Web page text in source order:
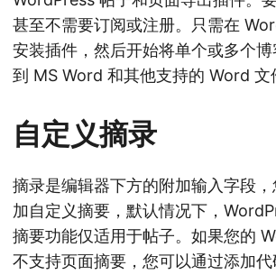
甚至不需要订阅或注册。只需在
安装插件，然后开始将单个或多个
到 MS Word 和其他支持的 Word 文
自定义摘录
摘录是编辑器下方的附加输入字段
加自定义摘要，默认情况下，
摘要功能仅适用于帖子。如果您的
不支持页面摘要，您可以通过添加